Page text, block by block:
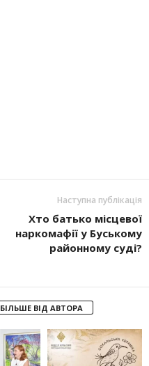
Наступна публікація
Хто батько місцевої
наркомафії у Буському
районному суді?
БІЛЬШЕ ВІД АВТОРА